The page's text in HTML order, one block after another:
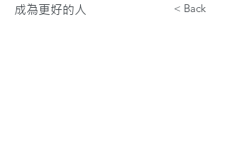
成為更好的人 < Back